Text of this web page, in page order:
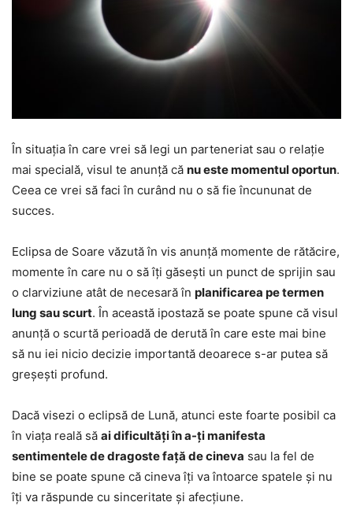
În situația în care vrei să legi un parteneriat sau o relație
mai specială, visul te anunță că nu este momentul oportun.
Ceea ce vrei să faci în curând nu o să fie încununat de
succes.
Eclipsa de Soare văzută în vis anunță momente de rătăcire,
momente în care nu o să îți găsești un punct de sprijin sau
o clarviziune atât de necesară în planificarea pe termen
lung sau scurt. În această ipostază se poate spune că visul
anunță o scurtă perioadă de derută în care este mai bine
să nu iei nicio decizie importantă deoarece s-ar putea să
greșești profund.
Dacă visezi o eclipsă de Lună, atunci este foarte posibil ca
în viața reală să ai dificultăți în a-ți manifesta
sentimentele de dragoste față de cineva sau la fel de
bine se poate spune că cineva îți va întoarce spatele și nu
îți va răspunde cu sinceritate și afecțiune.